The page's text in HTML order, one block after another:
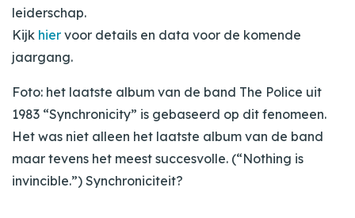
leiderschap.
Kijk hier voor details en data voor de komende
jaargang.
Foto: het laatste album van de band The Police uit
1983 “Synchronicity” is gebaseerd op dit fenomeen.
Het was niet alleen het laatste album van de band
maar tevens het meest succesvolle. (“Nothing is
invincible.”) Synchroniciteit?